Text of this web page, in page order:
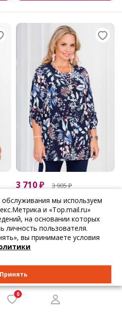
3 710₽ 3 905₽
Туника тёмно-си...
46 50 52 54 56 58 60...
В корзину
мы используем
и «Top.mail.ru»
на основании которых
личность пользователя.
вы принимаете условия
Принять
0